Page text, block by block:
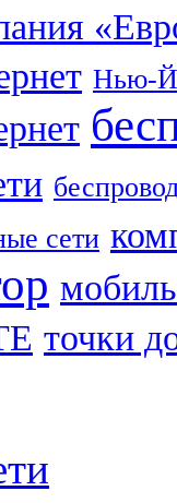
Нью-
сети
точки